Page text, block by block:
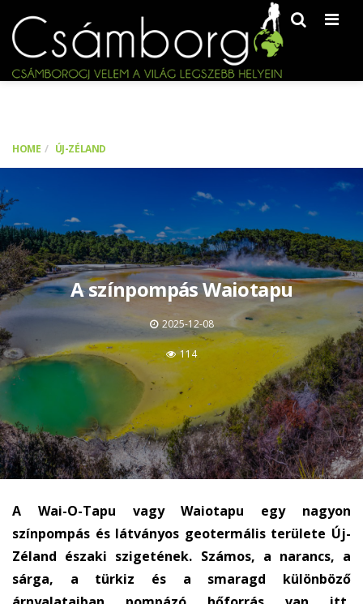
HOME ÚJ-ZÉLAND
A színpompás Waiotapu
2025-12-08
114
A Wai-O-Tapu vagy Waiotapu egy nagyon
színpompás és látványos geotermális területe Új-
Zéland északi szigetének. Számos, a narancs, a
sárga, a türkiz és a smaragd különböző